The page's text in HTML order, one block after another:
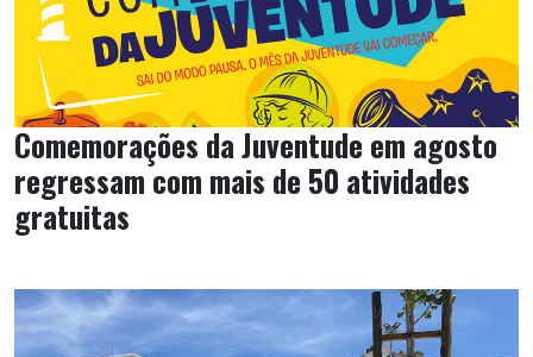
Comemorações da Juventude em agosto
regressam com mais de 50 atividades
gratuitas